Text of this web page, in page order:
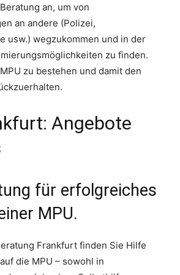
an, um von
an andere (Polizei,
usw.) wegzukommen und in der
zu finden.
zu bestehen und damit den
Angebote
für erfolgreiches
MPU.
Frankfurt finden Sie Hilfe
die MPU – sowohl in